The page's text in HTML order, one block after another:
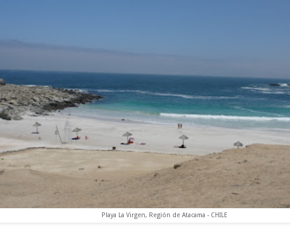
Playa La Virgen, Región de Atacama - CHILE